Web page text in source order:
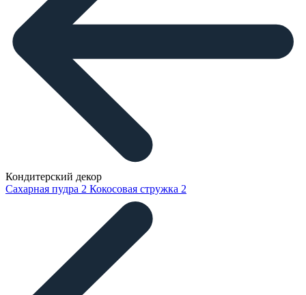
Кондитерский декор
Сахарная пудра 2 Кокосовая стружка 2